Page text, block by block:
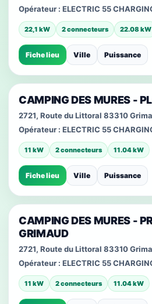
Opérateur : ELECTRIC 55
22,1 kW 2 connecteurs 22.08 kW
Fiche lieu Ville Puissance
CAMPING DES MURES -
2721, Route du Littoral 83310
Opérateur : ELECTRIC 55
11 kW 2 connecteurs 11.04 kW
Fiche lieu Ville Puissance
CAMPING DES MURES -
GRIMAUD
2721, Route du Littoral 83310
Opérateur : ELECTRIC 55
11 kW 2 connecteurs 11.04 kW